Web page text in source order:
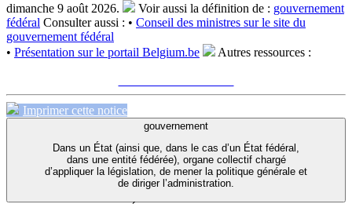
dimanche 9 août 2026.
Voir aussi la définition de : gouvernement
fédéral Consulter aussi : • Conseil des ministres sur le site du
gouvernement fédéral
• Présentation sur le portail Belgium.be
Autres ressources :
Imprimer cette notice
gouvernement
Dans un État (ainsi que, dans le cas d’un État fédéral,
dans une entité fédérée), organe collectif chargé
d’appliquer la législation, de mener la politique générale et
de diriger l’administration.